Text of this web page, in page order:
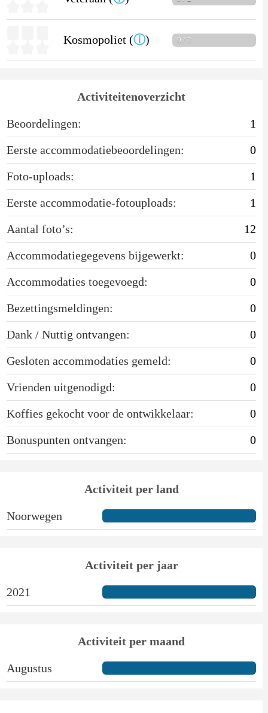
Kosmopoliet (ⓘ) 0 / 2
Activiteitenoverzicht
Beoordelingen:
1
Eerste accommodatiebeoordelingen:
0
Foto-uploads:
1
Eerste accommodatie-fotouploads:
1
Aantal foto’s:
12
Accommodatiegegevens bijgewerkt:
0
Accommodaties toegevoegd:
0
Bezettingsmeldingen:
0
Dank / Nuttig ontvangen:
0
Gesloten accommodaties gemeld:
0
Vrienden uitgenodigd:
0
Koffies gekocht voor de ontwikkelaar:
0
Bonuspunten ontvangen:
0
Activiteit per land
Noorwegen
Activiteit per jaar
2021
Activiteit per maand
Augustus